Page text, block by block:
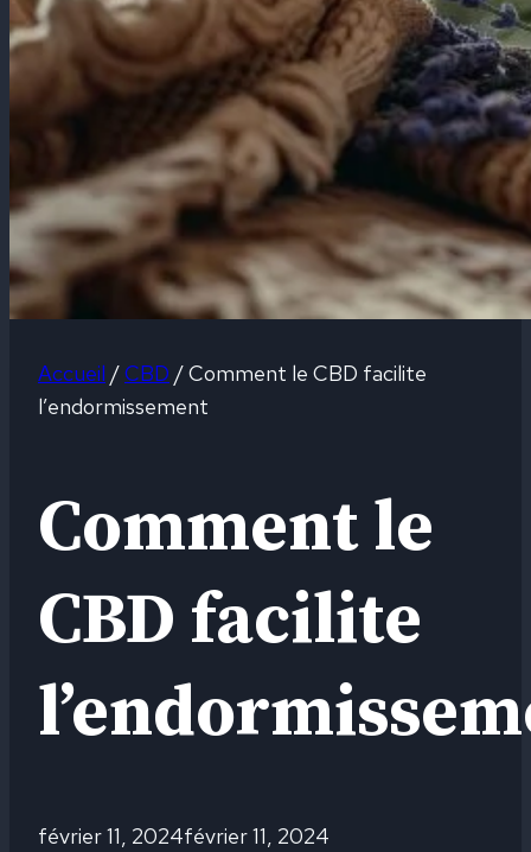
Accueil /CBD /Comment le CBD facilite
l’endormissement
Comment le
CBD facilite
février 11, 2024février 11, 2024